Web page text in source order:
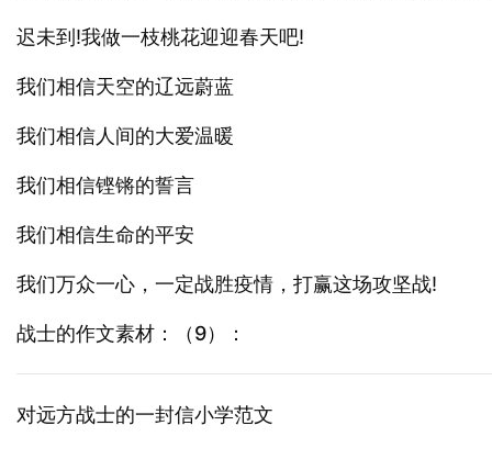
迟未到!我做一枝桃花迎迎春天吧!
我们相信天空的辽远蔚蓝
我们相信人间的大爱温暖
我们相信铿锵的誓言
我们相信生命的平安
我们万众一心，一定战胜疫情，打赢这场攻坚战!
战士的作文素材：（9）：
对远方战士的一封信小学范文